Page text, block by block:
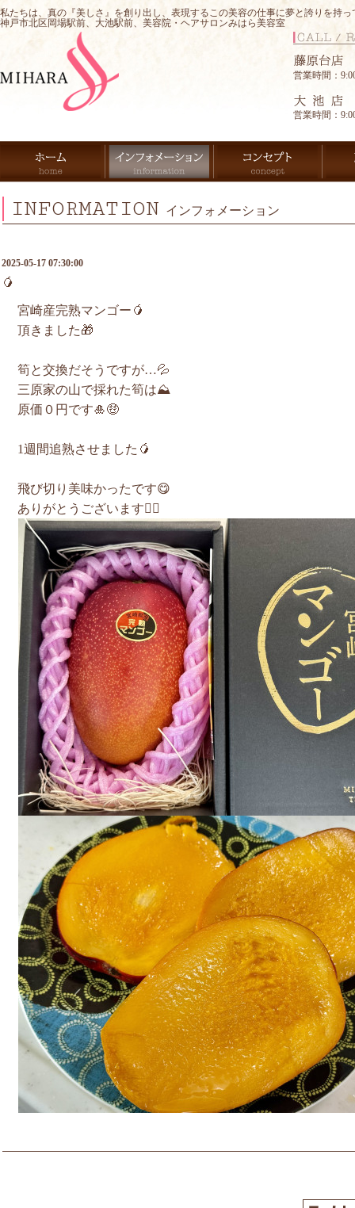
私たちは、真の『美しさ』を創り出し、表現するこの美容の仕事に夢と誇りを持
神戸市北区岡場駅前、大池駅前、美容院・ヘアサロンみはら美容室
営業時間：
営業時間：
INFORMATION インフォメーション
2025-05-17 07:30:00
🥭
宮崎産完熟マンゴー🥭
頂きました🎁
筍と交換だそうですが…💦
三原家の山で採れた筍は⛰️
原価０円です🎍🤑
1週間追熟させました🥭
飛び切り美味かったです😋
ありがとうございます🙇‍♂️